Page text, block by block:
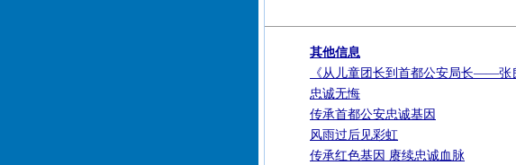
其他信息
《从儿童团长到首都公安局长——张
忠诚无悔
传承首都公安忠诚基因
风雨过后见彩虹
传承红色基因 赓续忠诚血脉